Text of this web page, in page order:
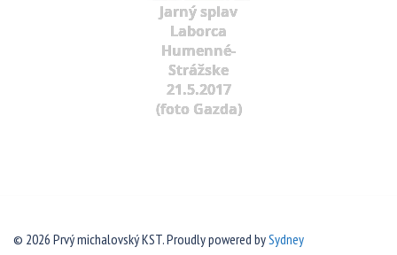
Jarný splav
Laborca
Humenné-
Strážske
21.5.2017
(foto Gazda)
© 2026 Prvý michalovský KST. Proudly powered bySydney